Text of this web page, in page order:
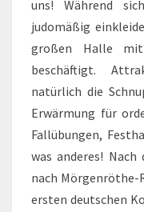
uns! Während
judomäßig
großen Halle mit
beschäftigt.
natürlich die
Erwärmung für
Fallübungen,
was anderes!
nach Mörgenröthe-
ersten deutschen